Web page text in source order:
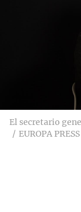
El secretario
EUROPA PRESS